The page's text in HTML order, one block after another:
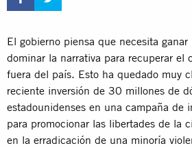
El gobierno piensa que necesita
dominar la narrativa para recuperar el
fuera del país. Esto ha quedado muy
reciente inversión de 30 millones de
estadounidenses en una campaña de
para promocionar las libertades de la
en la erradicación de una minoría